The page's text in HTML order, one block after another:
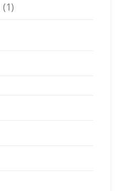
(1)